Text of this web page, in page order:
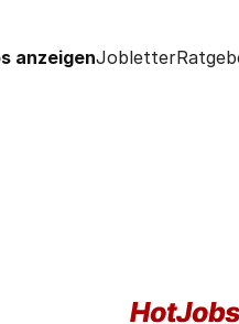
anzeigenJobletter